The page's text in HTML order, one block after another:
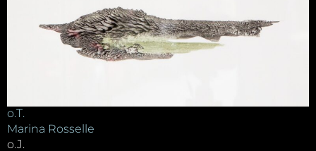
o.T.
Marina Rosselle
o.J.